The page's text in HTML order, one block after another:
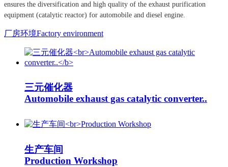
ensures the diversification and high quality of the exhaust purification
equipment (catalytic reactor) for automobile and diesel engine.
厂房环境Factory environment
三元催化器
Automobile exhaust gas catalytic converter..
生产车间
Production Workshop